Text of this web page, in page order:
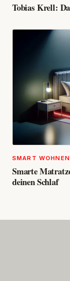
Tobias Krell:
SMART WOHNEN
Smarte
deinen Schlaf